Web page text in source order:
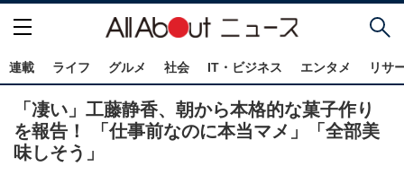
連載 ライフ グルメ 社会 IT・ビジネス エンタメ リサ
「凄い」工藤静香、朝から本格的な菓子作り
を報告！ 「仕事前なのに本当マメ」「全部美
味しそう」